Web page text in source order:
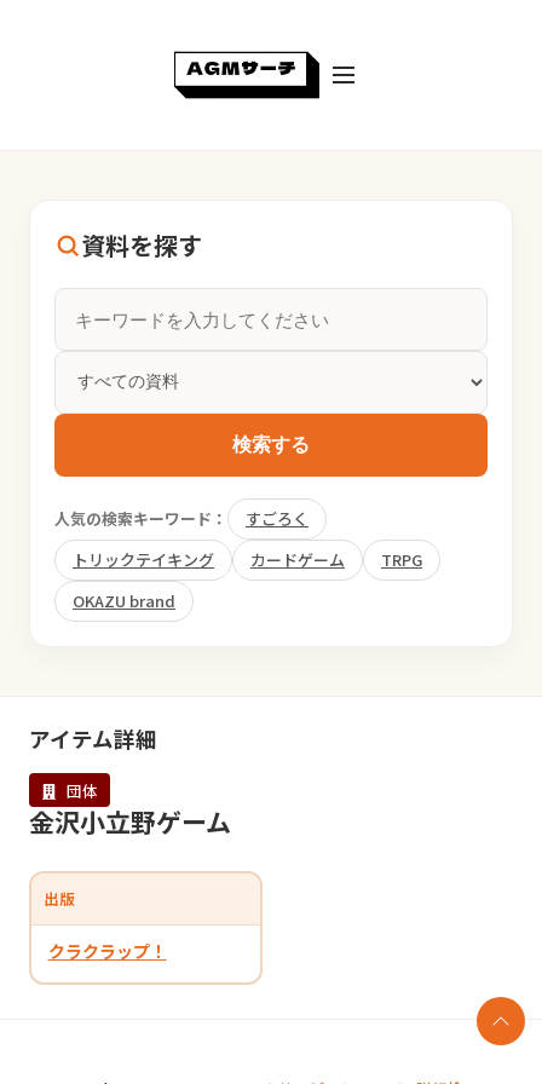
資料を探す
検索する
人気の検索キーワード：
すごろく
トリックテイキング
カードゲーム
TRPG
OKAZU brand
アイテム詳細
団体
金沢小立野ゲーム
出版
クラクラップ！